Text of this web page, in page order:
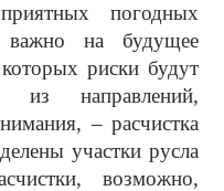
погодных
на будущее
риски будут
из направлений,
– расчистка
участки русла
возможно,